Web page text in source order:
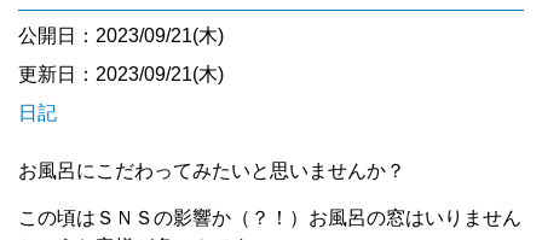
公開日：2023/09/21(木)
更新日：2023/09/21(木)
日記
お風呂にこだわってみたいと思いませんか？
この頃はＳＮＳの影響か（？！）お風呂の窓はいりません